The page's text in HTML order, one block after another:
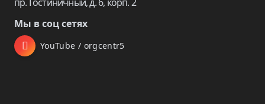
Мы в соц сетях
YouTube / orgcentr5